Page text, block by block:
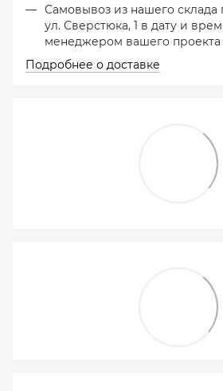
Самовывоз из нашего склада
ул. Сверстюка, 1 в дату и
менеджером вашего проекта
Подробнее о доставке